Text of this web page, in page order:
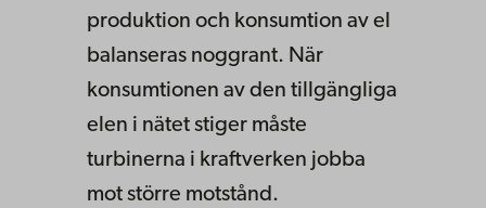
produktion och konsumtion av el
balanseras noggrant. När
konsumtionen av den tillgängliga
elen i nätet stiger måste
turbinerna i kraftverken jobba
mot större motstånd.